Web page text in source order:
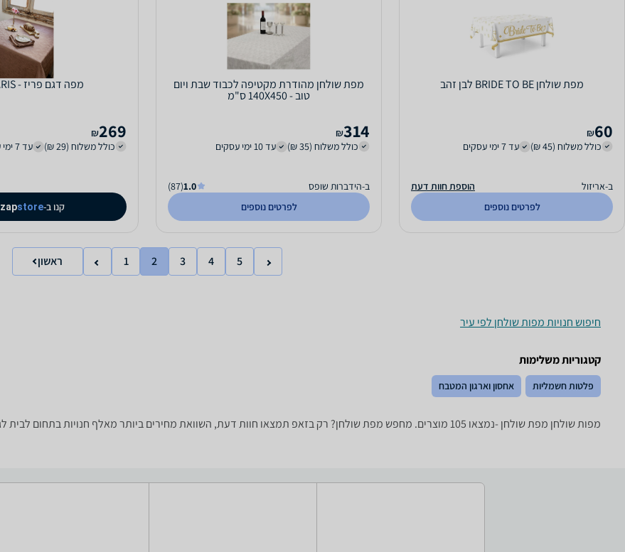
מפת שולחן BRIDE TO BE לבן זהב
60
₪
כולל משלוח (45 ₪)
עד 7 ימי עסקים
ב-אריזול
הוספת חוות דעת
לפרטים נוספים
מפת שולחן מהודרת מקטיפה לכבוד שבת ויום
טוב - 140X450 ס"מ
314
₪
כולל משלוח (35 ₪)
עד 10 ימי עסקים
ב-הידברות שופס 1.0
(87)
לפרטים נוספים
מפה דגם פריז - PARIS סגול
269
₪
כולל משלוח (29 ₪)
עד 7 ימי עסקים
קנו ב- zapstore
1 2 3 4 5 ראשון
חיפוש חנויות מפות שולחן לפי עיר
קטגוריות משלימות
פלטות חשמליות אחסון וארגון המטבח
מפות שולחן ‏מפת שולחן -נמצאו 105 מוצרים. מחפש מפת שולחן? רק בזאפ תמצאו חוות דעת, השוואת מחירים ביותר מאלף חנויות בתחום לבית לגן ולמשרד וכל המידע הנחוץ עבור קבלת החלטה חכמה!